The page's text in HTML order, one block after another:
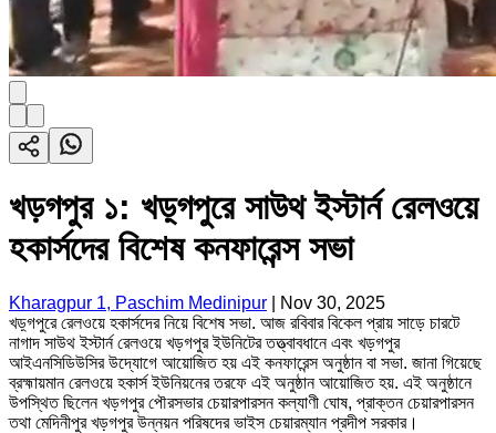
খড়গপুর ১: খড়্গপুরে সাউথ ইস্টার্ন রেলওয়ে
হকার্সদের বিশেষ কনফারেন্স সভা
Kharagpur 1, Paschim Medinipur
Nov 30, 2025
খড়্গপুরে রেলওয়ে হকার্সদের নিয়ে বিশেষ সভা. আজ রবিবার বিকেল প্রায় সাড়ে চারটে
নাগাদ সাউথ ইস্টার্ন রেলওয়ে খড়গপুর ইউনিটের তত্ত্বাবধানে এবং খড়গপুর
আইএনসিডিউসির উদ্যোগে আয়োজিত হয় এই কনফারেন্স অনুষ্ঠান বা সভা. জানা গিয়েছে
ব্রহ্মায়মান রেলওয়ে হকার্স ইউনিয়নের তরফে এই অনুষ্ঠান আয়োজিত হয়. এই অনুষ্ঠানে
উপস্থিত ছিলেন খড়গপুর পৌরসভার চেয়ারপারসন কল্যাণী ঘোষ, প্রাক্তন চেয়ারপারসন
তথা মেদিনীপুর খড়গপুর উন্নয়ন পরিষদের ভাইস চেয়ারম্যান প্রদীপ সরকার।